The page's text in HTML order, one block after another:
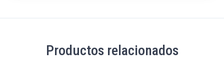
Productos relacionados